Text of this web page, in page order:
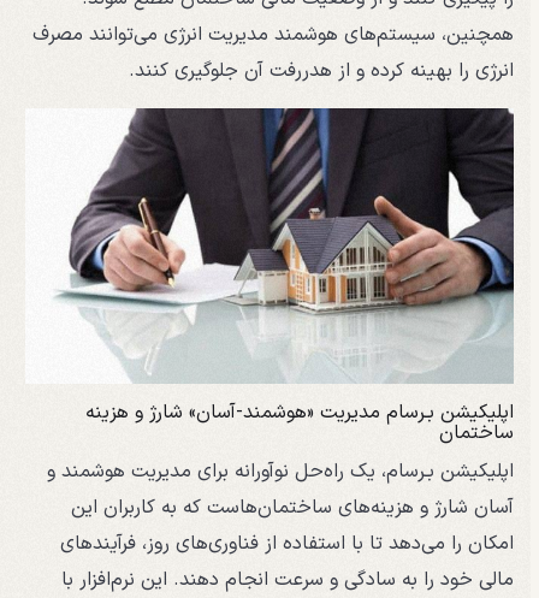
همچنین، سیستم‌های هوشمند مدیریت انرژی می‌توانند مصرف
انرژی را بهینه کرده و از هدررفت آن جلوگیری کنند.
اپلیکیشن بـرسام مدیریت «هوشمند-آسان» شارژ و هزینه
ساختمان
اپلیکیشن بـرسام، یک راه‌حل نوآورانه برای مدیریت هوشمند و
آسان شارژ و هزینه‌های ساختمان‌هاست که به کاربران این
امکان را می‌دهد تا با استفاده از فناوری‌های روز، فرآیندهای
مالی خود را به سادگی و سرعت انجام دهند. این نرم‌افزار با